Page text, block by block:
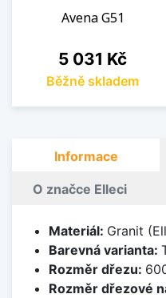
Avena G51
Cena
5 031 Kč
Běžně skladem
Informace
O značce Elleci
Materiál: Granit
Barevná varianta:
Rozměr dřezu:
Rozměr dřezové